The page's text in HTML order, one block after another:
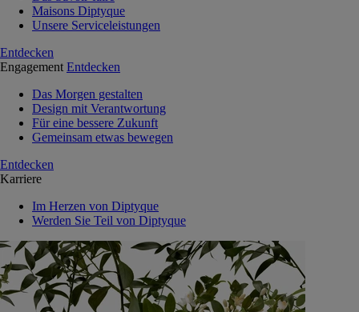
Maisons Diptyque
Unsere Serviceleistungen
Entdecken
Engagement Entdecken
Das Morgen gestalten
Design mit Verantwortung
Für eine bessere Zukunft
Gemeinsam etwas bewegen
Entdecken
Karriere
Im Herzen von Diptyque
Werden Sie Teil von Diptyque